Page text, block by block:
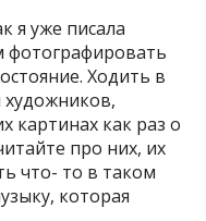
я уже писала
Ходить в
картинах как раз о
про них, их
что- то в таком
которая